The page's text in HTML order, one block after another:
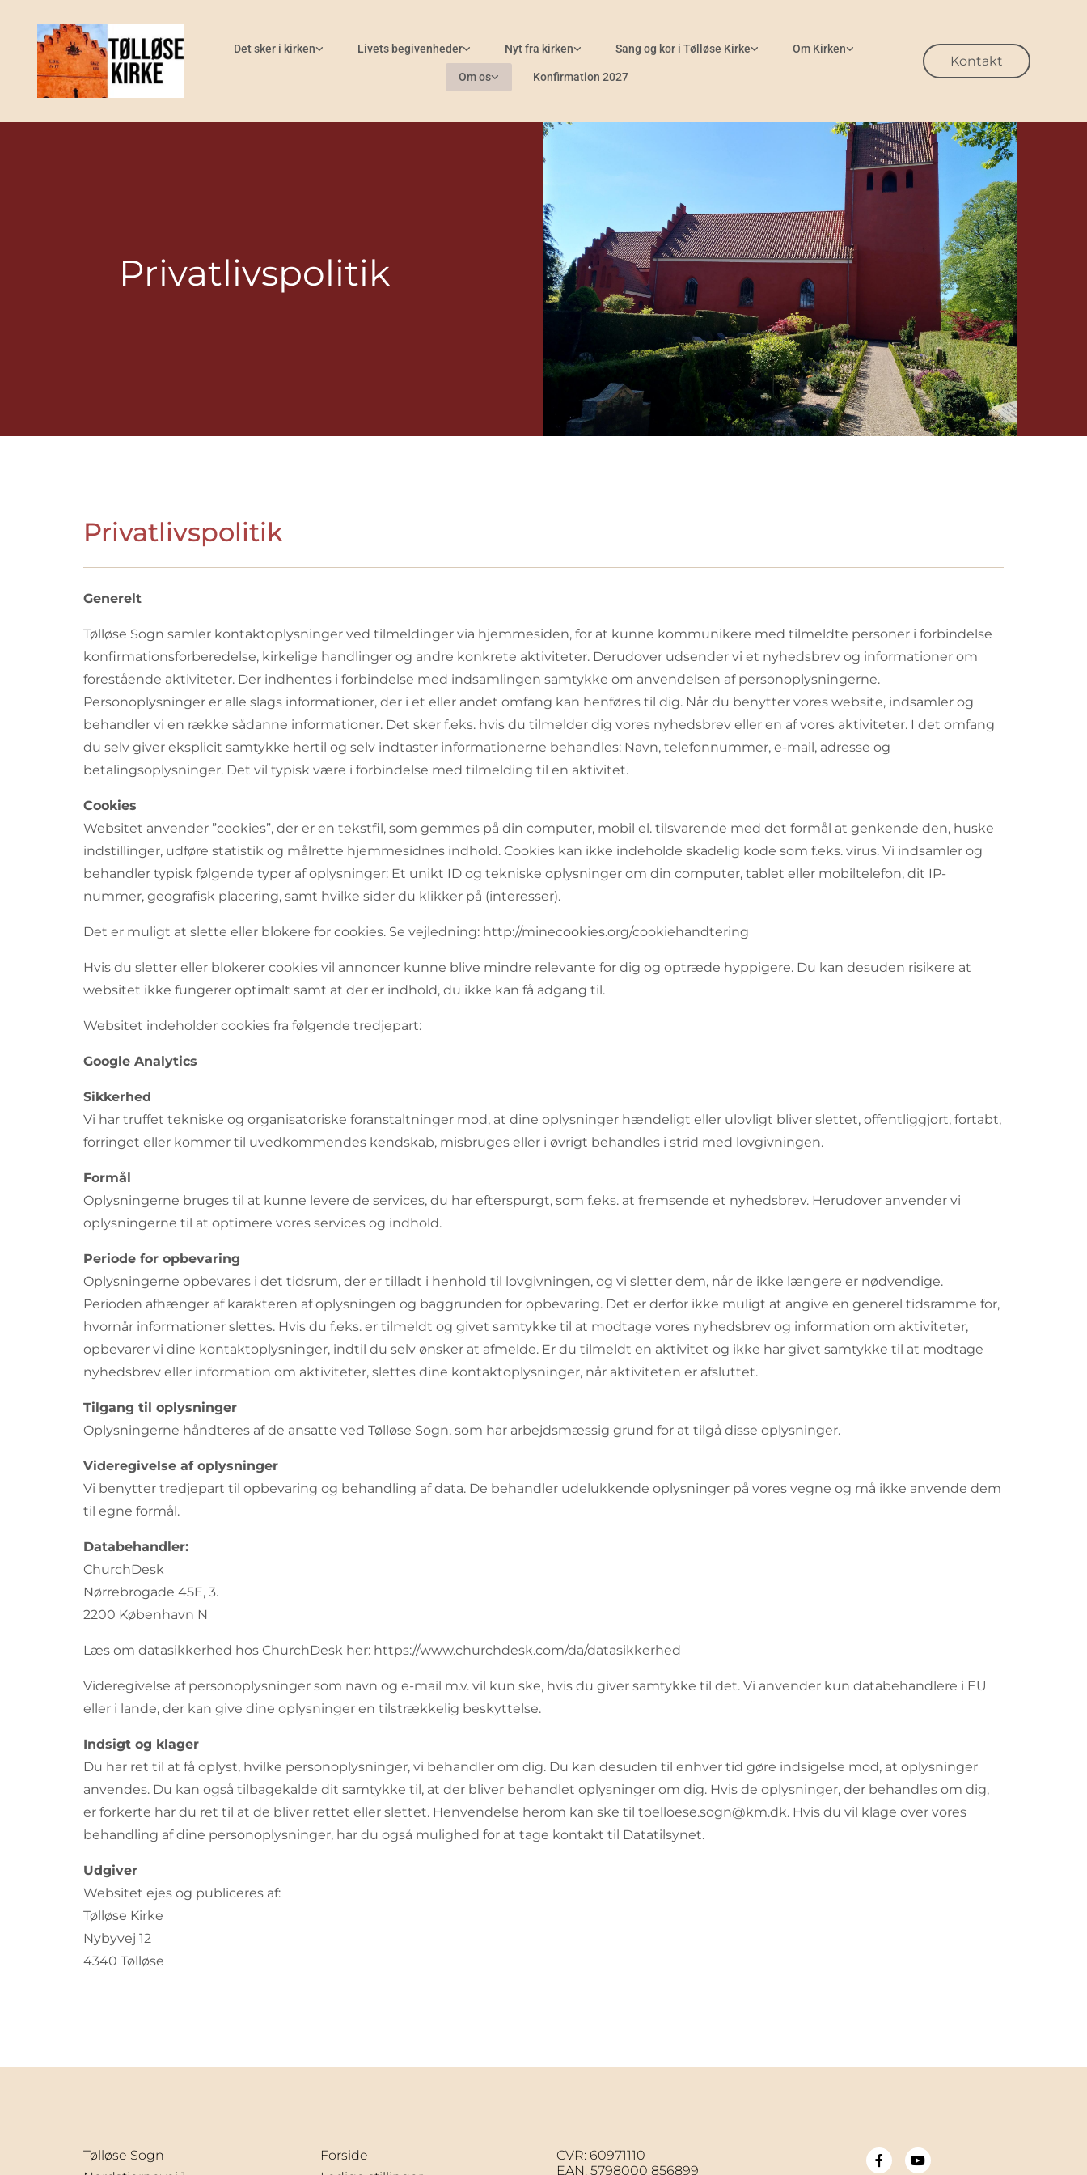
Gå til indhold
Det sker i kirken Livets begivenheder Nyt fra kirken Sang og kor i Tølløse Kirke Om Kirken
Om os Konfirmation 2027
Kontakt
Privatlivspolitik
Privatlivspolitik
Generelt
Tølløse Sogn samler kontaktoplysninger ved tilmeldinger via hjemmesiden, for at kunne kommunikere med tilmeldte personer i forbindelse
konfirmationsforberedelse, kirkelige handlinger og andre konkrete aktiviteter. Derudover udsender vi et nyhedsbrev og informationer om
forestående aktiviteter. Der indhentes i forbindelse med indsamlingen samtykke om anvendelsen af personoplysningerne.
Personoplysninger er alle slags informationer, der i et eller andet omfang kan henføres til dig. Når du benytter vores website, indsamler og
behandler vi en række sådanne informationer. Det sker f.eks. hvis du tilmelder dig vores nyhedsbrev eller en af vores aktiviteter. I det omfang
du selv giver eksplicit samtykke hertil og selv indtaster informationerne behandles: Navn, telefonnummer, e-mail, adresse og
betalingsoplysninger. Det vil typisk være i forbindelse med tilmelding til en aktivitet.
Cookies
Websitet anvender ”cookies”, der er en tekstfil, som gemmes på din computer, mobil el. tilsvarende med det formål at genkende den, huske
indstillinger, udføre statistik og målrette hjemmesidnes indhold. Cookies kan ikke indeholde skadelig kode som f.eks. virus. Vi indsamler og
behandler typisk følgende typer af oplysninger: Et unikt ID og tekniske oplysninger om din computer, tablet eller mobiltelefon, dit IP-
nummer, geografisk placering, samt hvilke sider du klikker på (interesser).
Det er muligt at slette eller blokere for cookies. Se vejledning: http://minecookies.org/cookiehandtering
Hvis du sletter eller blokerer cookies vil annoncer kunne blive mindre relevante for dig og optræde hyppigere. Du kan desuden risikere at
websitet ikke fungerer optimalt samt at der er indhold, du ikke kan få adgang til.
Websitet indeholder cookies fra følgende tredjepart:
Google Analytics
Sikkerhed
Vi har truffet tekniske og organisatoriske foranstaltninger mod, at dine oplysninger hændeligt eller ulovligt bliver slettet, offentliggjort, fortabt,
forringet eller kommer til uvedkommendes kendskab, misbruges eller i øvrigt behandles i strid med lovgivningen.
Formål
Oplysningerne bruges til at kunne levere de services, du har efterspurgt, som f.eks. at fremsende et nyhedsbrev. Herudover anvender vi
oplysningerne til at optimere vores services og indhold.
Periode for opbevaring
Oplysningerne opbevares i det tidsrum, der er tilladt i henhold til lovgivningen, og vi sletter dem, når de ikke længere er nødvendige.
Perioden afhænger af karakteren af oplysningen og baggrunden for opbevaring. Det er derfor ikke muligt at angive en generel tidsramme for,
hvornår informationer slettes. Hvis du f.eks. er tilmeldt og givet samtykke til at modtage vores nyhedsbrev og information om aktiviteter,
opbevarer vi dine kontaktoplysninger, indtil du selv ønsker at afmelde. Er du tilmeldt en aktivitet og ikke har givet samtykke til at modtage
nyhedsbrev eller information om aktiviteter, slettes dine kontaktoplysninger, når aktiviteten er afsluttet.
Tilgang til oplysninger
Oplysningerne håndteres af de ansatte ved Tølløse Sogn, som har arbejdsmæssig grund for at tilgå disse oplysninger.
Videregivelse af oplysninger
Vi benytter tredjepart til opbevaring og behandling af data. De behandler udelukkende oplysninger på vores vegne og må ikke anvende dem
til egne formål.
Databehandler:
ChurchDesk
Nørrebrogade 45E, 3.
2200 København N
Læs om datasikkerhed hos ChurchDesk her: https://www.churchdesk.com/da/datasikkerhed
Videregivelse af personoplysninger som navn og e-mail m.v. vil kun ske, hvis du giver samtykke til det. Vi anvender kun databehandlere i EU
eller i lande, der kan give dine oplysninger en tilstrækkelig beskyttelse.
Indsigt og klager
Du har ret til at få oplyst, hvilke personoplysninger, vi behandler om dig. Du kan desuden til enhver tid gøre indsigelse mod, at oplysninger
anvendes. Du kan også tilbagekalde dit samtykke til, at der bliver behandlet oplysninger om dig. Hvis de oplysninger, der behandles om dig,
er forkerte har du ret til at de bliver rettet eller slettet. Henvendelse herom kan ske til toelloese.sogn@km.dk. Hvis du vil klage over vores
behandling af dine personoplysninger, har du også mulighed for at tage kontakt til Datatilsynet.
Udgiver
Websitet ejes og publiceres af:
Tølløse Kirke
Nybyvej 12
4340 Tølløse
Tølløse Sogn
Forside
CVR: 60971110
EAN: 5798000 856899